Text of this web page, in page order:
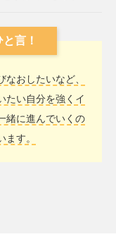
言！
おしたいなど、
たい自分を強くイ
緒に進んでいくの
す。